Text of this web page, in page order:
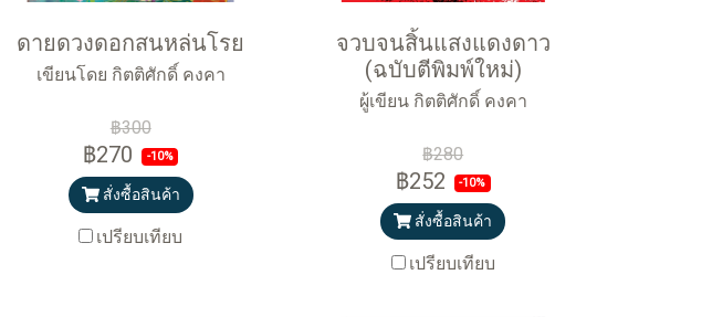
ดายดวงดอกสนหล่นโรย
เขียนโดย กิตติศักดิ์ คงคา
฿300
฿270 -10%
สั่งซื้อสินค้า
เปรียบเทียบ
จวบจนสิ้นแสงแดงดาว
(ฉบับตีพิมพ์ใหม่)
ผู้เขียน กิตติศักดิ์ คงคา
฿280
฿252 -10%
สั่งซื้อสินค้า
เปรียบเทียบ